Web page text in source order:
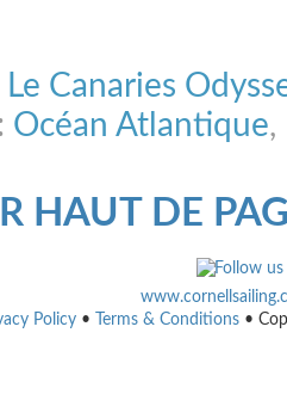
Le Canaries
Océan Atlantique,
HAUT DE
Policy • Terms & Conditions •